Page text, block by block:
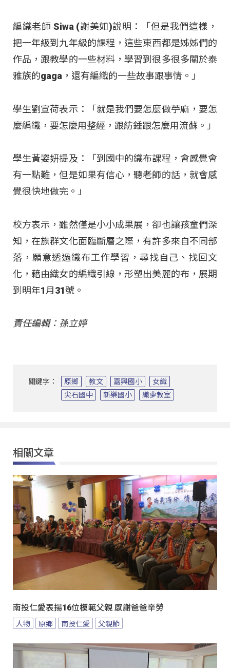
編織老師 Siwa (謝美如)說明：「但是我們這樣，
把一年級到九年級的課程，這些東西都是姊姊們的
作品，跟教學的一些材料，學習到很多很多關於泰
雅族的gaga，還有編織的一些故事跟事情。」
學生劉宣荷表示：「就是我們要怎麼做苧麻，要怎
麼編織，要怎麼用整經，跟紡錘跟怎麼用流蘇。」
學生黃姿妍提及：「到國中的織布課程，會感覺會
有一點難，但是如果有信心，聽老師的話，就會感
覺很快地做完。」
校方表示，雖然僅是小小成果展，卻也讓孩童們深
知，在族群文化面臨斷層之際，有許多來自不同部
落，願意透過織布工作學習，尋找自己、找回文
化，藉由織女的編織引線，形塑出美麗的布，展期
到明年1月31號。
責任編輯：孫立婷
關鍵字： 原鄉 教文 嘉興國小
女織
尖石國中
新樂國小 織夢教室
相關文章
南投仁愛表揚16位模範父親 感謝爸爸辛勞
人物 原鄉 南投仁愛 父親節